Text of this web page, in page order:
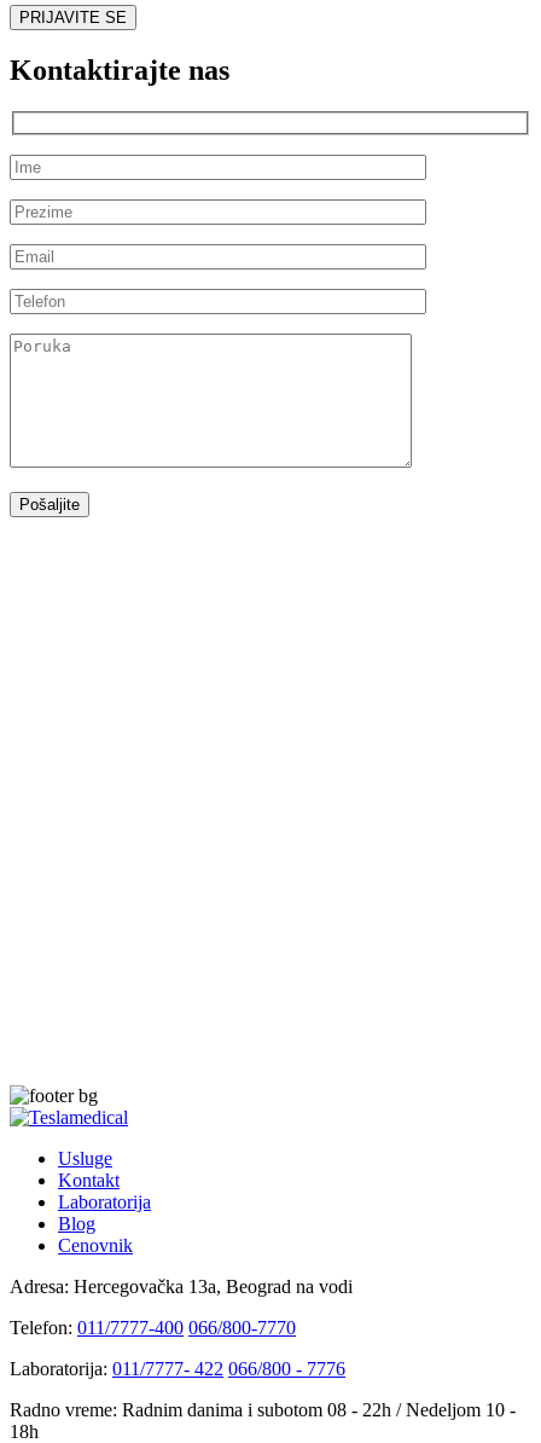
Kontaktirajte nas
Usluge
Kontakt
Laboratorija
Blog
Cenovnik
Adresa: Hercegovačka 13a, Beograd na vodi
Telefon: 011/7777-400 066/800-7770
Laboratorija: 011/7777- 422 066/800 - 7776
Radno vreme: Radnim danima i subotom 08 - 22h / Nedeljom 10 -
18h